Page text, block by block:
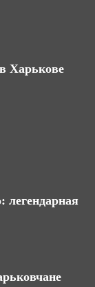
Харькове